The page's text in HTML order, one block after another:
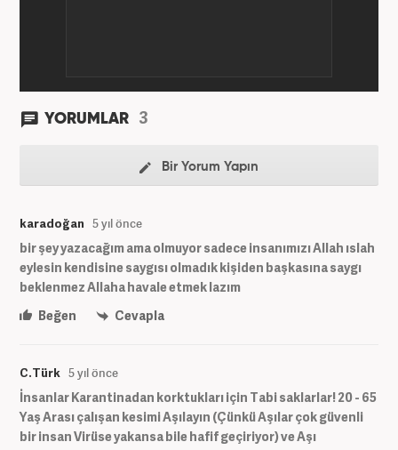
YORUMLAR 3
Bir Yorum Yapın
karadoğan 5 yıl önce
bir şey yazacağım ama olmuyor sadece insanımızı Allah ıslah
eylesin kendisine saygısı olmadık kişiden başkasına saygı
beklenmez Allaha havale etmek lazım
Beğen
Cevapla
C.Türk 5 yıl önce
İnsanlar Karantinadan korktukları için Tabi saklarlar! 20 - 65
Yaş Arası çalışan kesimi Aşılayın (Çünkü Aşılar çok güvenli
bir insan Virüse yakansa bile hafif geçiriyor) ve Aşı